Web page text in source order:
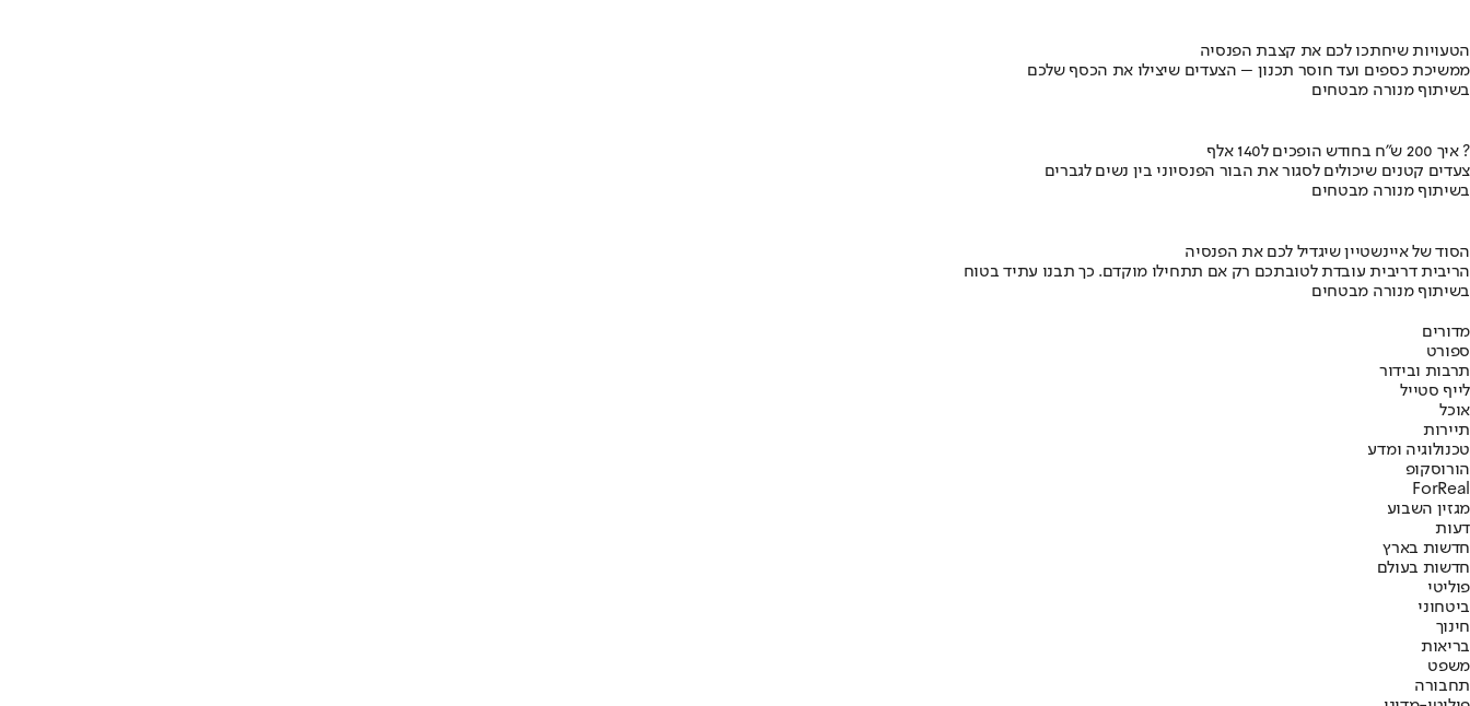
הטעויות שיחתכו לכם את קצבת הפנסיה
ממשיכת כספים ועד חוסר תכנון – הצעדים שיצילו את הכסף שלכם
בשיתוף מנורה מבטחים
איך 200 ש"ח בחודש הופכים ל140 אלף ?
צעדים קטנים שיכולים לסגור את הבור הפנסיוני בין נשים לגברים
בשיתוף מנורה מבטחים
הסוד של איינשטיין שיגדיל לכם את הפנסיה
הריבית דריבית עובדת לטובתכם רק אם תתחילו מוקדם. כך תבנו עתיד בטוח
בשיתוף מנורה מבטחים
מדורים
ספורט
תרבות ובידור
לייף סטייל
אוכל
תיירות
טכנולוגיה ומדע
הורוסקופ
ForReal
מגזין השבוע
דעות
חדשות בארץ
חדשות בעולם
פוליטי
ביטחוני
חינוך
בריאות
משפט
תחבורה